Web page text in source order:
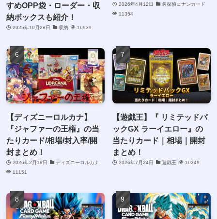
すめOPP袋・ローダー・収
納ボックスも紹介！
2025年10月28日 収納 16939
2026年4月12日
名探偵コナンカード
11354
【ディズニーロルカナ】
『ジャファーの王権』の当
たりカード/相場/封入率/開
封まとめ！
2026年2月18日
ディズニーロルカナ
11151
【遊戯王】『 リミテッドパ
ックGX ラーイエロー』の
当たりカード｜相場｜開封
まとめ！
2026年7月24日 遊戯王 10349